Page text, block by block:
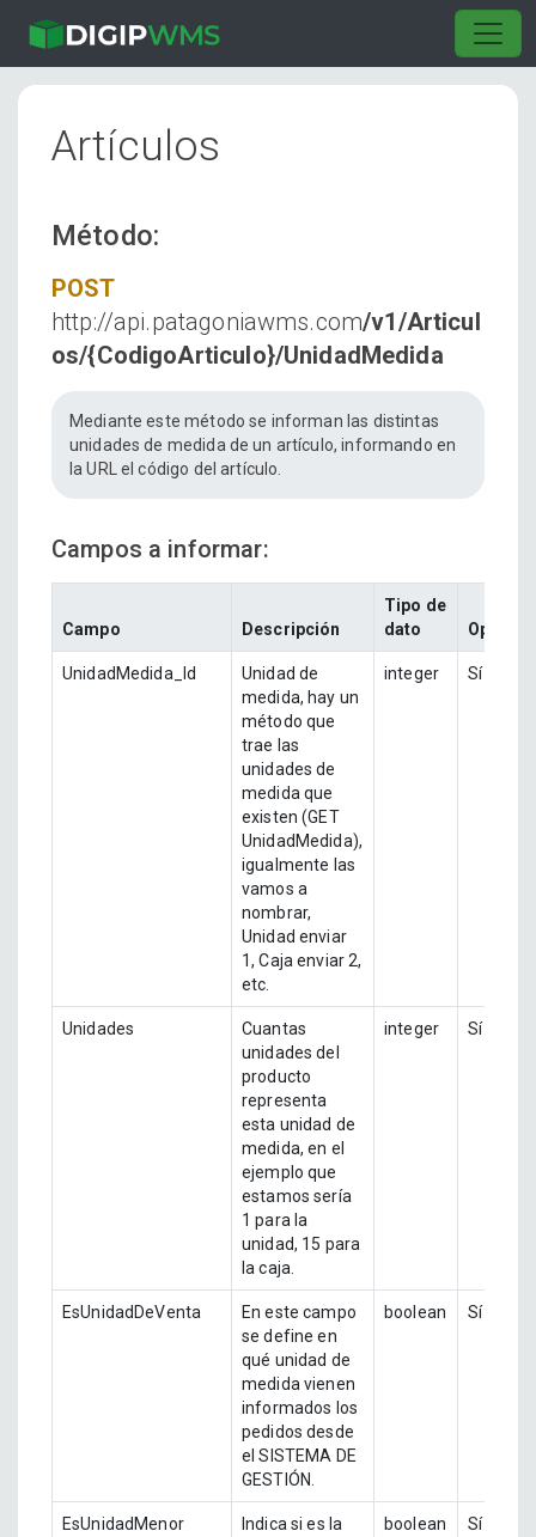
Artículos
Método:
POST
http://api.patagoniawms.com/v1/Articul
os/{CodigoArticulo}/UnidadMedida
Mediante este método se informan las distintas
unidades de medida de un artículo, informando en
la URL el código del artículo.
Campos a informar:
Campo Descripción
Tipo de
dato
UnidadMedida_Id
Unidad de
medida, hay un
método que
trae las
unidades de
medida que
existen (GET
UnidadMedida),
igualmente las
vamos a
nombrar,
Unidad enviar
1, Caja enviar 2,
etc.
integer Sí
Unidades
Cuantas
unidades del
producto
representa
esta unidad de
medida, en el
ejemplo que
estamos sería
1 para la
unidad, 15 para
la caja.
integer Sí
EsUnidadDeVenta
En este campo
se define en
qué unidad de
medida vienen
informados los
pedidos desde
el SISTEMA DE
GESTIÓN.
boolean Sí
EsUnidadMenor
Indica si es la
boolean Sí